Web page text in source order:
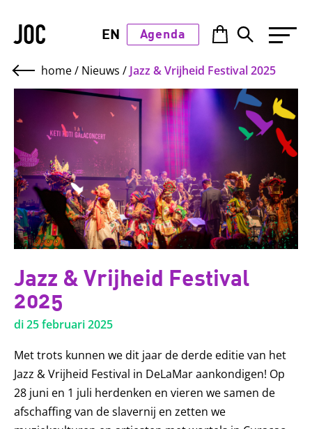
JOC EN Agenda
home/ Nieuws / Jazz & Vrijheid Festival 2025
Jazz & Vrijheid Festival
2025
di 25 februari 2025
Met trots kunnen we dit jaar de derde editie van het
Jazz & Vrijheid Festival in DeLaMar aankondigen! Op
28 juni en 1 juli herdenken en vieren we samen de
afschaffing van de slavernij en zetten we